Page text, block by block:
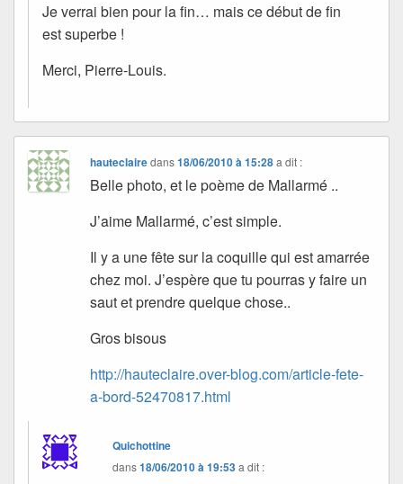
Je verrai bien pour la fin… mais ce début de fin
est superbe !
Merci, Pierre-Louis.
hauteclairedans18/06/2010 à 15:28 a dit :
Belle photo, et le poème de Mallarmé ..
J’aime Mallarmé, c’est simple.
Il y a une fête sur la coquille qui est amarrée
chez moi. J’espère que tu pourras y faire un
saut et prendre quelque chose..
Gros bisous
http://hauteclaire.over-blog.com/article-fete-
a-bord-52470817.html
Quichottine
dans18/06/2010 à 19:53a dit :